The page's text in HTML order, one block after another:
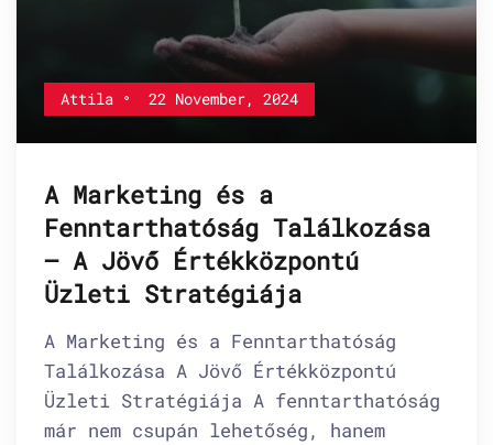
Attila 22 November, 2024
A Marketing és a
Fenntarthatóság Találkozása
– A Jövő Értékközpontú
Üzleti Stratégiája
A Marketing és a Fenntarthatóság
Találkozása A Jövő Értékközpontú
Üzleti Stratégiája A fenntarthatóság
már nem csupán lehetőség, hanem